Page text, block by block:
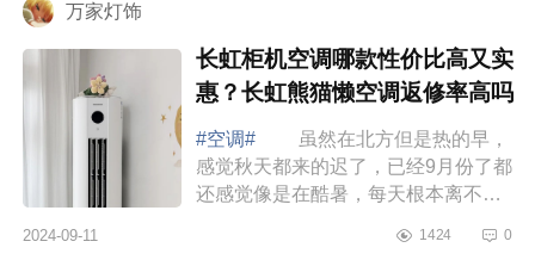
万家灯饰
长虹柜机空调哪款性价比高又实
惠？长虹熊猫懒空调返修率高吗
#空调#
虽然在北方但是热的早，
感觉秋天都来的迟了，已经9月份了都
还感觉像是在酷暑，每天根本离不开
调续命的我对空调要求还是蛮高的，
2024-09-11 1424 0